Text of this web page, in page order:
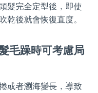
髮完全定型後，即使
乾後就會恢復直度。
毛躁時可考慮局
或者瀏海變長，導致